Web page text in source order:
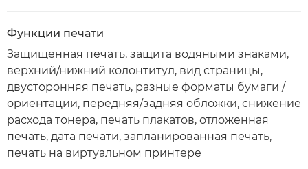
Функции печати
Защищенная печать, защита водяными знаками,
верхний/нижний колонтитул, вид страницы,
двусторонняя печать, разные форматы бумаги /
ориентации, передняя/задняя обложки, снижение
расхода тонера, печать плакатов, отложенная
печать, дата печати, запланированная печать,
печать на виртуальном принтере